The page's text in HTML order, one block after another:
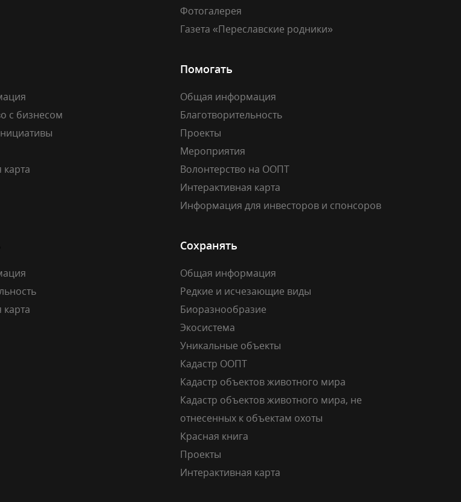
Фотогалерея
Газета «Переславские родники»
с бизнесом
карта
Помогать
Общая информация
Благотворительность
Проекты
Мероприятия
Волонтерство на ООПТ
Интерактивная карта
Информация для инвесторов и спонсоров
карта
Сохранять
Общая информация
Редкие и исчезающие виды
Биоразнообразие
Экосистема
Уникальные объекты
Кадастр ООПТ
Кадастр объектов животного мира
Кадастр объектов животного мира, не
отнесенных к объектам охоты
Красная книга
Проекты
Интерактивная карта